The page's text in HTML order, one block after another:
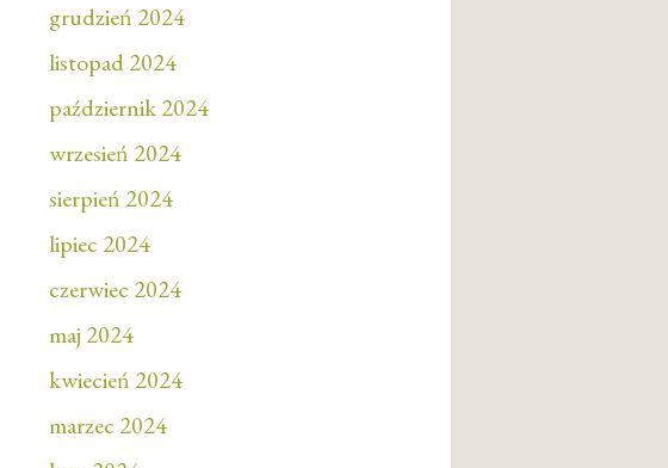
grudzień 2024
listopad 2024
październik 2024
wrzesień 2024
sierpień 2024
lipiec 2024
czerwiec 2024
maj 2024
kwiecień 2024
marzec 2024